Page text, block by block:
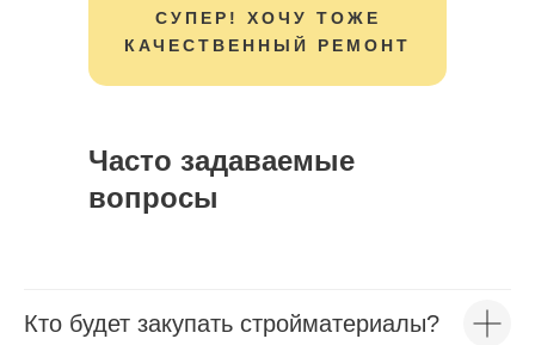
СУПЕР! ХОЧУ ТОЖЕ
КАЧЕСТВЕННЫЙ РЕМОНТ
Часто задаваемые
вопросы
Кто будет закупать стройматериалы?